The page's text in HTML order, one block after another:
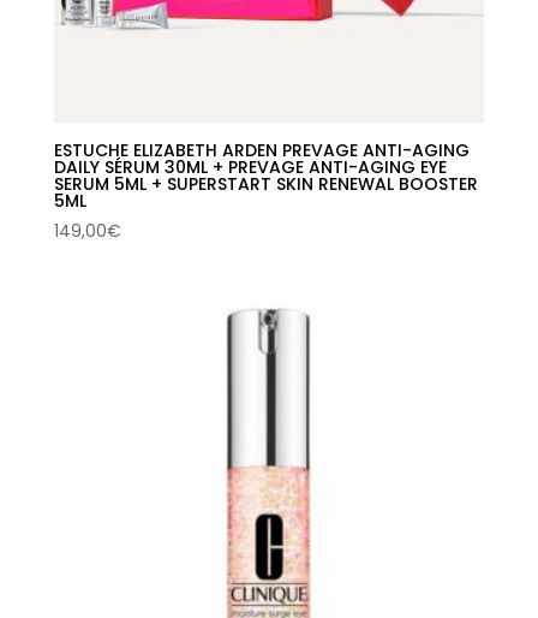
ESTUCHE ELIZABETH ARDEN PREVAGE ANTI-AGING
DAILY SÉRUM 30ML + PREVAGE ANTI-AGING EYE
SERUM 5ML + SUPERSTART SKIN RENEWAL BOOSTER
5ML
149,00€